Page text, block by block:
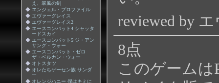
え、翠風の剣
◆ エンジェル・プロファイル
◆ エヴァーグレイス
◆ エヴァーグレイス2
◆ エースコンバット4 シャッタ
ードスカイ
◆ エースコンバット5 ジ・アン
サング・ウォー
◆ エースコンバット・ゼロ
ザ・ベルカン・ウォー
◆ オトスタツ
◆ オレたちゲーセン族 サンダ
ー
◆ オレンジハニー 僕はキミに
reviewed by
8点
このゲーム